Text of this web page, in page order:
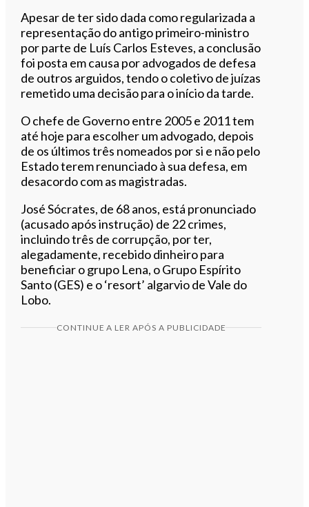
Apesar de ter sido dada como regularizada a
representação do antigo primeiro-ministro
por parte de Luís Carlos Esteves, a conclusão
foi posta em causa por advogados de defesa
de outros arguidos, tendo o coletivo de juízas
remetido uma decisão para o início da tarde.
O chefe de Governo entre 2005 e 2011 tem
até hoje para escolher um advogado, depois
de os últimos três nomeados por si e não pelo
Estado terem renunciado à sua defesa, em
desacordo com as magistradas.
José Sócrates, de 68 anos, está pronunciado
(acusado após instrução) de 22 crimes,
incluindo três de corrupção, por ter,
alegadamente, recebido dinheiro para
beneficiar o grupo Lena, o Grupo Espírito
Santo (GES) e o ‘resort’ algarvio de Vale do
Lobo.
CONTINUE A LER APÓS A PUBLICIDADE